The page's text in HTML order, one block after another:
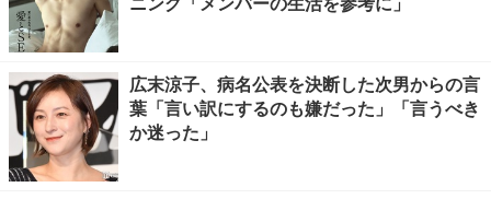
広末涼子、病名公表を決断した次男からの言
葉「言い訳にするのも嫌だった」「言うべき
か迷った」